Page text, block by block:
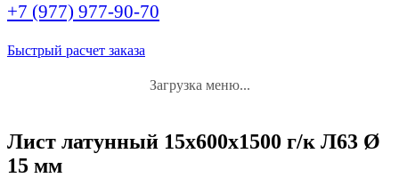
+7 (977) 977-90-70
Быстрый расчет заказа
Загрузка меню...
Лист латунный 15x600x1500 г/к Л63 Ø
15 мм